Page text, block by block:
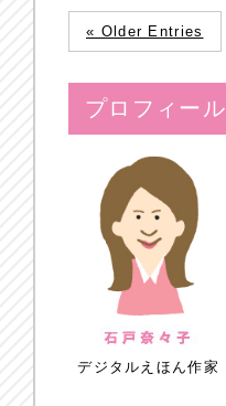
« Older Entries
プロフィール
デジタルえほん作家